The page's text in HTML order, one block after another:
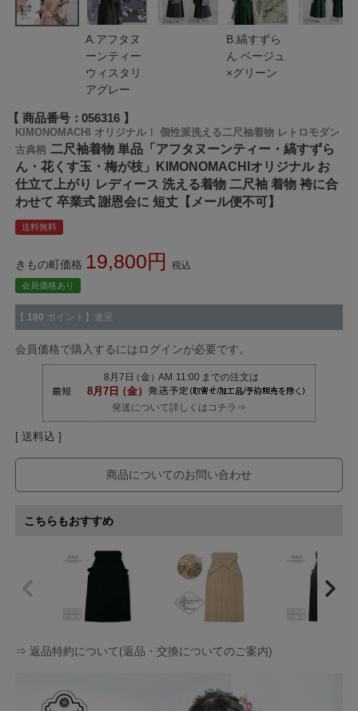
A.アフタヌ
ーンティー
ウィスタリ
アグレー
B.縞すずら
ん ベージュ
×グリーン
商品番号 056316
KIMONOMACHI オリジナル！ 個性派洗える二尺袖着物 レトロモダン
古典柄 二尺袖着物 単品「アフタヌーンティー・縞すずら
ん・花くす玉・梅が枝」KIMONOMACHIオリジナル お
仕立て上がり レディース 洗える着物 二尺袖 着物 袴に合
わせて 卒業式 謝恩会に 短丈【メール便不可】
送料無料
きもの町価格 19,800 税込
会員価格あり
【 180 ポイント】進呈
会員価格で購入するにはログインが必要です。
発送について詳しくはコチラ⇒
送料込
商品についてのお問い合わせ
こちらもおすすめ
⇒ 返品特約について(返品・交換についてのご案内)